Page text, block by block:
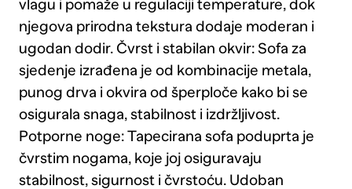
vlagu i pomaže u regulaciji temperature, dok
njegova prirodna tekstura dodaje moderan i
ugodan dodir. Čvrst i stabilan okvir: Sofa za
sjedenje izrađena je od kombinacije metala,
punog drva i okvira od šperploče kako bi se
osigurala snaga, stabilnost i izdržljivost.
Potporne noge: Tapecirana sofa poduprta je
čvrstim nogama, koje joj osiguravaju
stabilnost, sigurnost i čvrstoću. Udoban